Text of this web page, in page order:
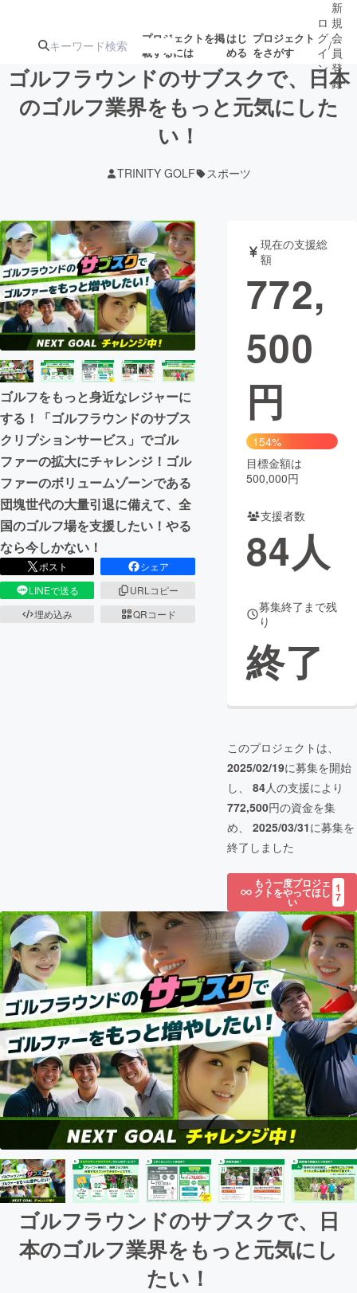
プロジェクトを掲
載するには
はじ
める
プロジェクト
をさがす
注目の新着プロ
テクノロジー・ガジェット
映像・映画 書籍・雑誌
ビジネス・起業 チャレンジ
まちづくり・地域活性化
CAMPFIRE for Social Good
CAMPFIRE Creation
CAMPFIREふるさと納税machi-ya コミュニティ
ロ
グ
イ
ン
/
新
規
会
員
登
録
ゴルフラウンドのサブスクで、日本
のゴルフ業界をもっと元気にした
い！
TRINITY GOLF スポーツ
ゴルフをもっと身近なレジャーに
する！「ゴルフラウンドのサブス
クリプションサービス」でゴル
ファーの拡大にチャレンジ！ゴル
ファーのボリュームゾーンである
団塊世代の大量引退に備えて、全
国のゴルフ場を支援したい！やる
なら今しかない！
ポスト
シェア
LINEで送る
URLコピー
埋め込み
QRコード
現在の支援総
額
772,
500
円
154%
目標金額は
500,000円
支援者数
84人
募集終了まで残
り
終了
このプロジェクトは、
2025/02/19に募集を開始
し、 84人の支援により
772,500円の資金を集
め、 2025/03/31に募集を
終了しました
もう一度プロジェ
クトをやってほし
い
1
7
ゴルフラウンドのサブスクで、日
本のゴルフ業界をもっと元気にし
たい！